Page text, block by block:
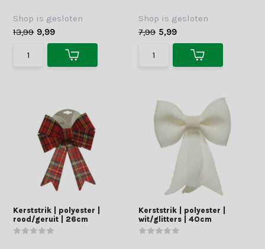
Shop is gesloten
13,99 9,99
Shop is gesloten
7,99 5,99
Kerststrik | polyester |
rood/geruit | 26cm
Kerststrik | polyester |
wit/glitters | 40cm